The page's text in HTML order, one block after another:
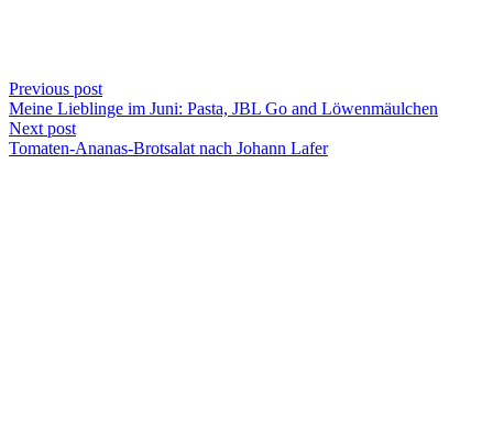
Previous post
Meine Lieblinge im Juni: Pasta, JBL Go and Löwenmäulchen
Next post
Tomaten-Ananas-Brotsalat nach Johann Lafer